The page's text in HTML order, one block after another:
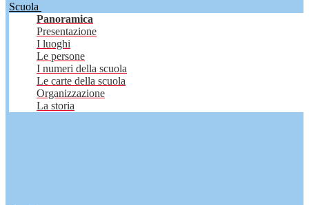
Scuola
Panoramica
Presentazione
I luoghi
Le persone
I numeri della scuola
Le carte della scuola
Organizzazione
La storia